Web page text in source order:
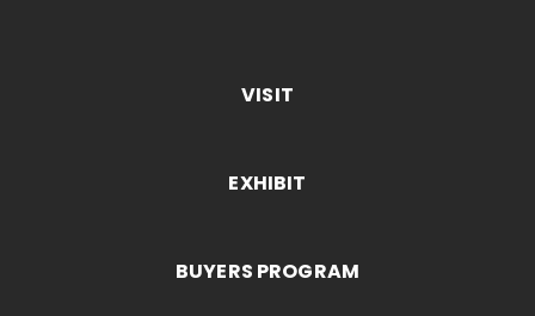
VISIT
EXHIBIT
BUYERS PROGRAM